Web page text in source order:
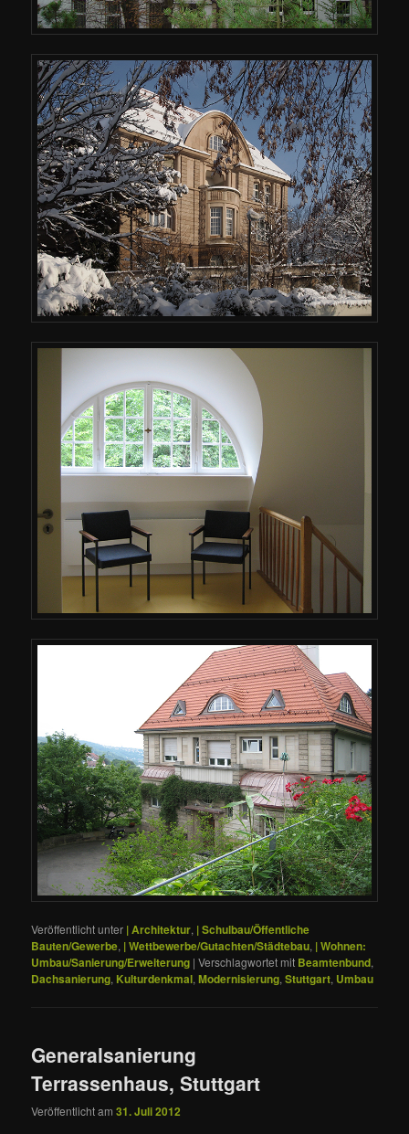
Veröffentlicht unter | Architektur, | Schulbau/Öffentliche
Bauten/Gewerbe, | Wettbewerbe/Gutachten/Städtebau, | Wohnen:
Umbau/Sanierung/Erweiterung |Verschlagwortet mit Beamtenbund,
Dachsanierung, Kulturdenkmal,Modernisierung,Stuttgart, Umbau
Generalsanierung
Terrassenhaus, Stuttgart
Veröffentlicht am31. Juli 2012